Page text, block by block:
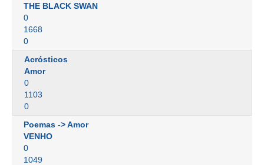
THE BLACK SWAN
0
1668
0
Acrósticos
Amor
0
1103
0
Poemas -> Amor
VENHO
0
1049